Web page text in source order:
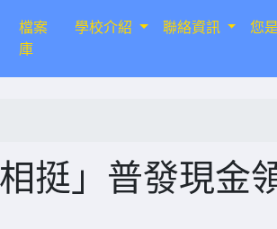
檔案
庫
學校介紹 聯絡資訊 您
挺」普發現金